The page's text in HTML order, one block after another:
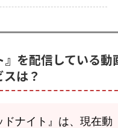
』を配信している動
は？
ドナイト』は、現在動